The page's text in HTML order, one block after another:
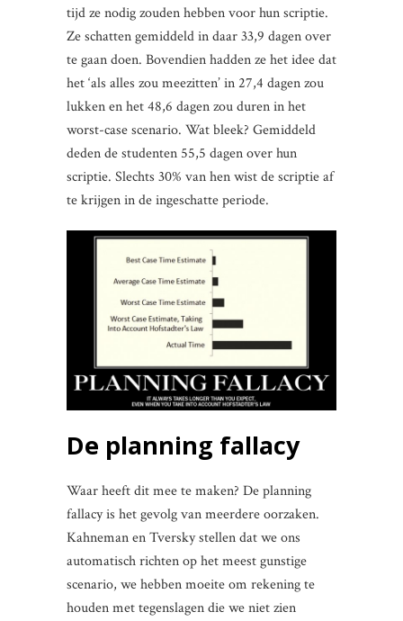
tijd ze nodig zouden hebben voor hun scriptie.
Ze schatten gemiddeld in daar 33,9 dagen over
te gaan doen. Bovendien hadden ze het idee dat
het ‘als alles zou meezitten’ in 27,4 dagen zou
lukken en het 48,6 dagen zou duren in het
worst-case scenario. Wat bleek? Gemiddeld
deden de studenten 55,5 dagen over hun
scriptie. Slechts 30% van hen wist de scriptie af
te krijgen in de ingeschatte periode.
De planning fallacy
Waar heeft dit mee te maken? De planning
fallacy is het gevolg van meerdere oorzaken.
Kahneman en Tversky stellen dat we ons
automatisch richten op het meest gunstige
scenario, we hebben moeite om rekening te
houden met tegenslagen die we niet zien